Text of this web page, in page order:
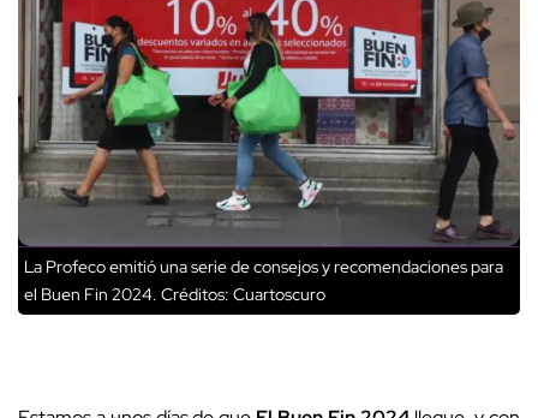
La Profeco emitió una serie de consejos y recomendaciones para
el Buen Fin 2024. Créditos: Cuartoscuro